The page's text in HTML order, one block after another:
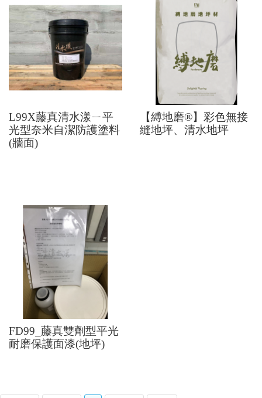
L99X藤真清水漾ㄧ平
光型奈米自潔防護塗料
(牆面)
【縛地磨®】彩色無接
縫地坪、清水地坪
FD99_藤真雙劑型平光
耐磨保護面漆(地坪)